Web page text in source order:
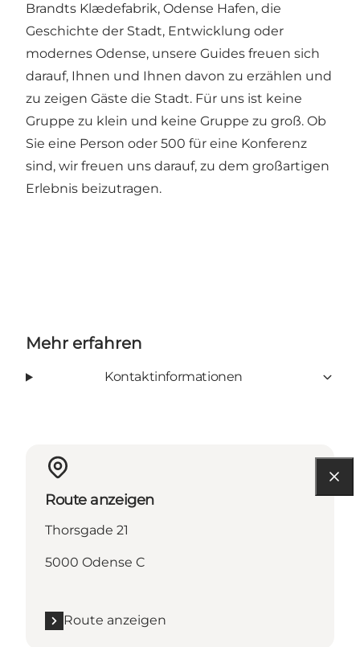
Brandts Klædefabrik, Odense Hafen, die
Geschichte der Stadt, Entwicklung oder
modernes Odense, unsere Guides freuen sich
darauf, Ihnen und Ihnen davon zu erzählen und
zu zeigen Gäste die Stadt. Für uns ist keine
Gruppe zu klein und keine Gruppe zu groß. Ob
Sie eine Person oder 500 für eine Konferenz
sind, wir freuen uns darauf, zu dem großartigen
Erlebnis beizutragen.
Mehr erfahren
Kontaktinformationen
Route anzeigen
Thorsgade 21
5000 Odense C
Route anzeigen